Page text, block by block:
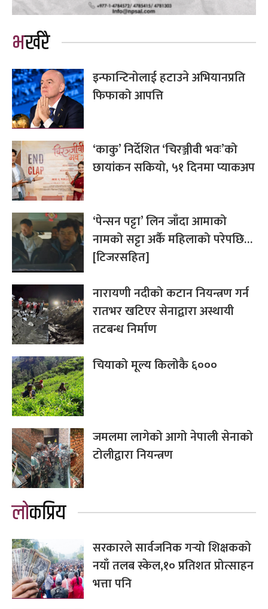
भर्खरै
इन्फान्टिनोलाई हटाउने अभियानप्रति
फिफाको आपत्ति
‘काकु’ निर्देशित ‘चिरञ्जीवी भवः’को
छायांकन सकियो, ५१ दिनमा प्याकअप
‘पेन्सन पट्टा’ लिन जाँदा आमाको
नामको सट्टा अर्कै महिलाको परेपछि…
[टिजरसहित]
नारायणी नदीको कटान नियन्त्रण गर्न
रातभर खटिएर सेनाद्वारा अस्थायी
तटबन्ध निर्माण
चियाको मूल्य किलोकै ६०००
जमलमा लागेको आगो नेपाली सेनाको
टोलीद्वारा नियन्त्रण
लोकप्रिय
सरकारले सार्वजनिक गर्‍यो शिक्षकको
नयाँ तलब स्केल,१० प्रतिशत प्रोत्साहन
भत्ता पनि